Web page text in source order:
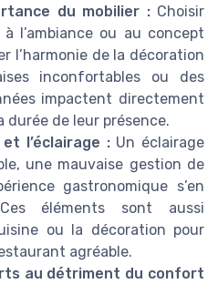
du mobilier :Choisir
l’ambiance ou au concept
l’harmonie de la décoration
inconfortables ou des
impactent directement
de leur présence.
l’éclairage :Un éclairage
une mauvaise gestion de
gastronomique s’en
éléments sont aussi
ou la décoration pour
agréable.
au détriment du confort